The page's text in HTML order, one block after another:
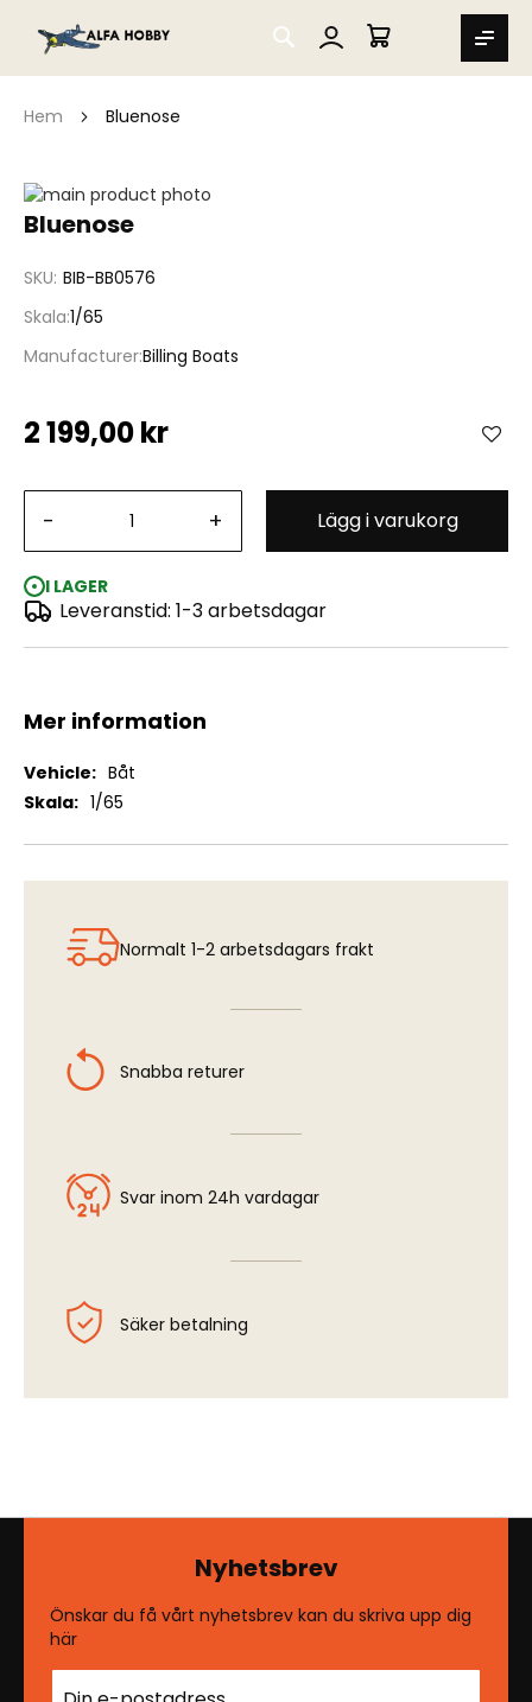
SEARCH
MIN VARUKORG
Hem Bluenose
Bluenose
SKU BIB-BB0576
Skala 1/65
ManufacturerBilling Boats
2 199,00 kr
- + Lägg i varukorg
I LAGER
Leveranstid: 1-3 arbetsdagar
Hoppa
till
bildgalleriet
Hoppa
av
bildgalleriet
Mer information
Mer
information
Båt
1/65
Normalt 1-2 arbetsdagars frakt
Snabba returer
Svar inom 24h vardagar
Säker betalning
Nyhetsbrev
Önskar du få vårt nyhetsbrev kan du skriva upp dig
här